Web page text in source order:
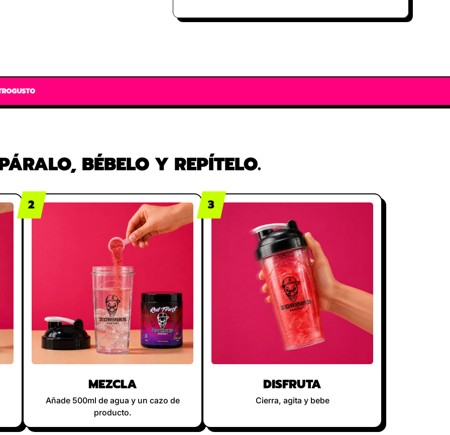
+60K CLIENTES
BÉBELO Y REPÍTELO.
MEZCLA
Añade 500ml de agua y un cazo de
producto.
2
DISFRUTA
Cierra, agita y bebe
3